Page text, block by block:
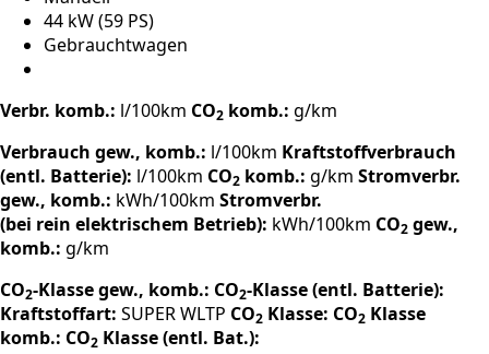
44 kW (59 PS)
Gebrauchtwagen
Verbr. komb.: l/100km CO2 komb.: g/km
Verbrauch gew., komb.: l/100km Kraftstoffverbrauch
(entl. Batterie): l/100km CO2 komb.: g/km Stromverbr.
gew., komb.: kWh/100km Stromverbr.
(bei rein elektrischem Betrieb): kWh/100km CO2 gew.,
komb.: g/km
CO2-Klasse gew., komb.: CO2-Klasse (entl. Batterie):
Kraftstoffart: SUPERWLTP CO2 Klasse: CO2 Klasse
komb.: CO2 Klasse (entl. Bat.):